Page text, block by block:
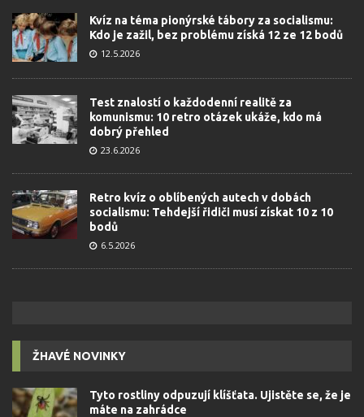
Kvíz na téma pionýrské tábory za socialismu:
Kdo je zažil, bez problému získá 12 ze 12 bodů
12.5.2026
Test znalostí o každodenní realitě za
komunismu: 10 retro otázek ukáže, kdo má
dobrý přehled
23.6.2026
Retro kvíz o oblíbených autech v dobách
socialismu: Tehdejší řidiči musí získat 10 z 10
bodů
6.5.2026
ŽHAVÉ NOVINKY
Tyto rostliny odpuzují klíšťata. Ujistěte se, že je
máte na zahrádce